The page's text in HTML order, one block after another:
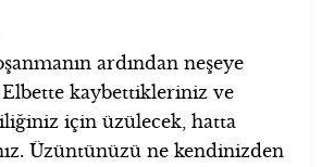
ardından neşeye
kaybettikleriniz ve
için üzülecek, hatta
Üzüntünüzü ne kendinizden